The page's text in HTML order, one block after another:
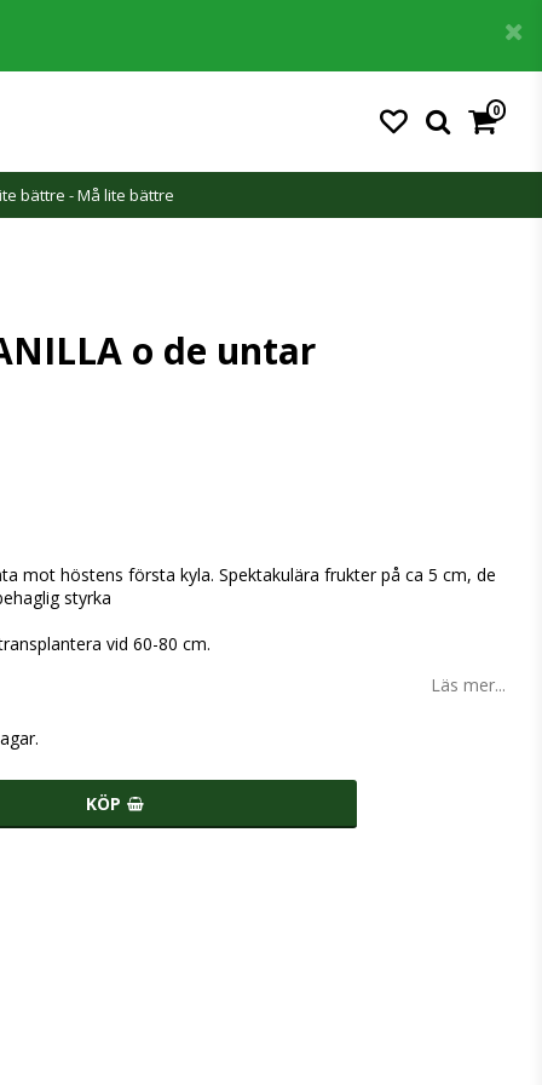
0
bättre - Må lite bättre
o de untar
mot höstens första kyla. Spektakulära frukter på ca 5 cm, de
styrka
vid 60-80 cm.
Läs mer...
KÖP